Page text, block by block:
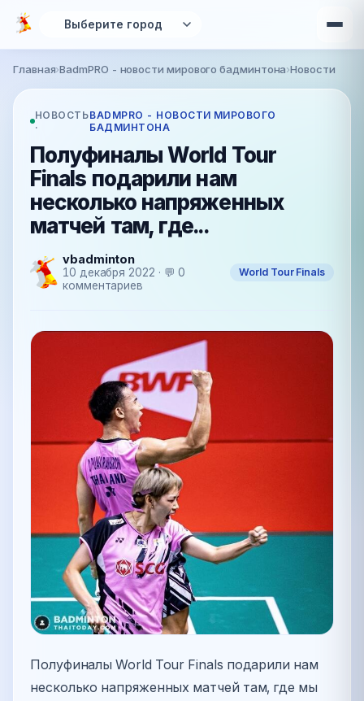
Перейти к основному содержанию
Вы здесь
Главная›BadmPRO - новости мирового бадминтона›Новости
НОВОСТЬ
·
BADMPRO - НОВОСТИ МИРОВОГО
БАДМИНТОНА
Полуфиналы World Tour
Finals подарили нам
несколько напряженных
матчей там, где...
vbadminton
10 декабря 2022 · 💬 0
комментариев
World Tour Finals
Полуфиналы World Tour Finals подарили нам
несколько напряженных матчей там, где мы